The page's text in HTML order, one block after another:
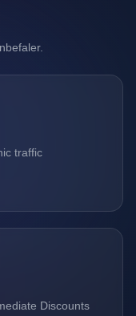
traffic
Discounts